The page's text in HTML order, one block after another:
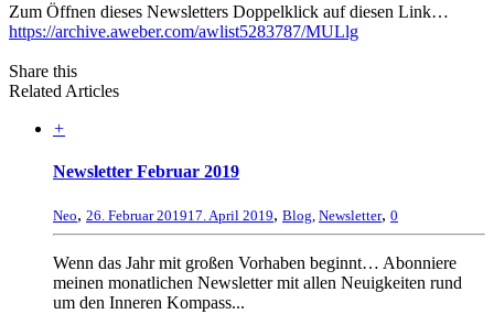
Zum Öffnen dieses Newsletters Doppelklick auf diesen Link…
https://archive.aweber.com/awlist5283787/MULlg
Share this
Related Articles
+
Newsletter Februar 2019
Neo, 26. Februar 201917. April 2019, Blog, Newsletter, 0
Wenn das Jahr mit großen Vorhaben beginnt… Abonniere
meinen monatlichen Newsletter mit allen Neuigkeiten rund
um den Inneren Kompass...